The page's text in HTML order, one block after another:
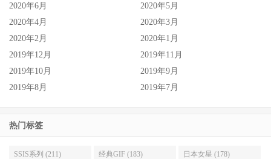
2020年6月
2020年5月
2020年4月
2020年3月
2020年2月
2020年1月
2019年12月
2019年11月
2019年10月
2019年9月
2019年8月
2019年7月
热门标签
SSIS系列 (211) 经典GIF (183) 日本女星 (178)